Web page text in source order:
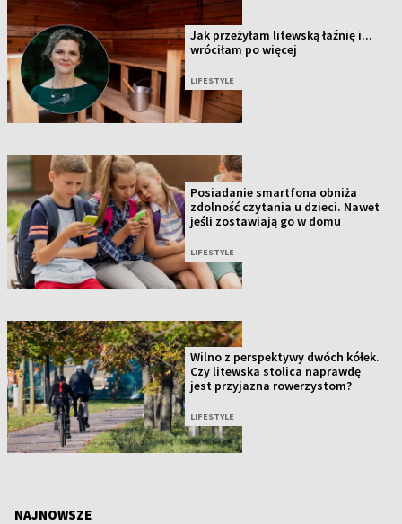
Jak przeżyłam litewską łaźnię i...
wróciłam po więcej
LIFESTYLE
Posiadanie smartfona obniża
zdolność czytania u dzieci. Nawet
jeśli zostawiają go w domu
LIFESTYLE
Wilno z perspektywy dwóch kółek.
Czy litewska stolica naprawdę
jest przyjazna rowerzystom?
LIFESTYLE
NAJNOWSZE